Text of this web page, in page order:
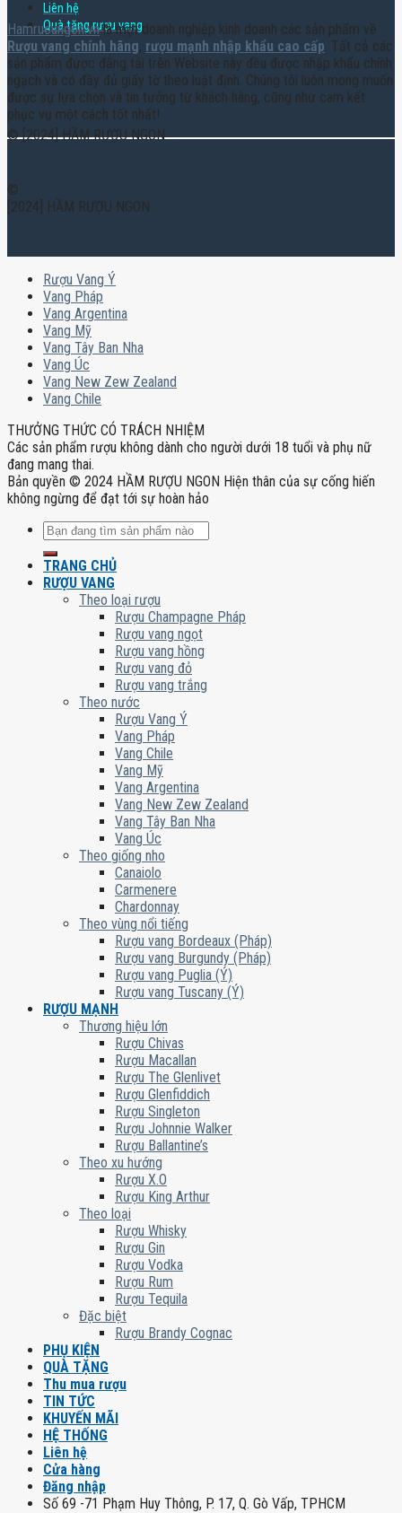
Liên hệ
Quà tặng rượu vang
Hamruoungon.vnlà một doanh nghiệp kinh doanh các sản phẩm về
Rượu vang chính hãng, rượu mạnh nhập khẩu cao cấp . Tất cả các
sản phẩm được đăng tải trên Website này đều được nhập khẩu chính
ngạch và có đầy đủ giấy tờ theo luật định. Chúng tôi luôn mong muốn
được sự lựa chọn và tin tưởng từ khách hàng, cũng như cam kết
phục vụ một cách tốt nhất!
© [2024] HẦM RƯỢU NGON
©
[2024] HẦM RƯỢU NGON
Rượu Vang Ý
Vang Pháp
Vang Argentina
Vang Mỹ
Vang Tây Ban Nha
Vang Úc
Vang New Zew Zealand
Vang Chile
THƯỞNG THỨC CÓ TRÁCH NHIỆM
Các sản phẩm rượu không dành cho người dưới 18 tuổi và phụ nữ
đang mang thai.
Bản quyền © 2024 HẦM RƯỢU NGON Hiện thân của sự cống hiến
không ngừng để đạt tới sự hoàn hảo
Tìm
kiếm:
TRANG CHỦ
RƯỢU VANG
Theo loại rượu
Rượu Champagne Pháp
Rượu vang ngọt
Rượu vang hồng
Rượu vang đỏ
Rượu vang trắng
Theo nước
Rượu Vang Ý
Vang Pháp
Vang Chile
Vang Mỹ
Vang Argentina
Vang New Zew Zealand
Vang Tây Ban Nha
Vang Úc
Theo giống nho
Canaiolo
Carmenere
Chardonnay
Theo vùng nổi tiếng
Rượu vang Bordeaux (Pháp)
Rượu vang Burgundy (Pháp)
Rượu vang Puglia (Ý)
Rượu vang Tuscany (Ý)
RƯỢU MẠNH
Thương hiệu lớn
Rượu Chivas
Rượu Macallan
Rượu The Glenlivet
Rượu Glenfiddich
Rượu Singleton
Rượu Johnnie Walker
Rượu Ballantine’s
Theo xu hướng
Rượu X.O
Rượu King Arthur
Theo loại
Rượu Whisky
Rượu Gin
Rượu Vodka
Rượu Rum
Rượu Tequila
Đặc biệt
Rượu Brandy Cognac
PHỤ KIỆN
QUÀ TẶNG
Thu mua rượu
TIN TỨC
KHUYẾN MÃI
HỆ THỐNG
Liên hệ
Cửa hàng
Đăng nhập
Số 69 -71 Phạm Huy Thông, P. 17, Q. Gò Vấp, TPHCM